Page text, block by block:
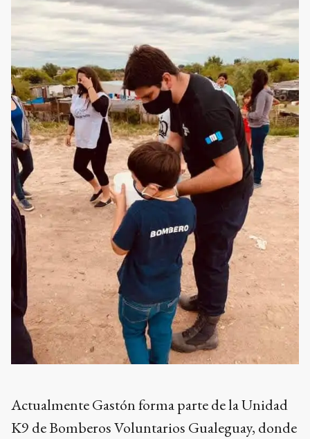
Actualmente Gastón forma parte de la Unidad
K9 de Bomberos Voluntarios Gualeguay, donde